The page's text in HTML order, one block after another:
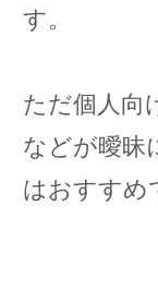
す。
ただ個人向
などが曖昧
はおすすめ